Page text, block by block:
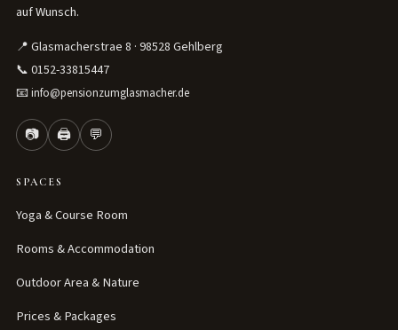
auf Wunsch.
📍 Glasmacherstrae 8 · 98528 Gehlberg
📞 0152-33815447
📧info@pensionzumglasmacher.de
📷 🖨 💬
SPACES
Yoga & Course Room
Rooms & Accommodation
Outdoor Area & Nature
Prices & Packages